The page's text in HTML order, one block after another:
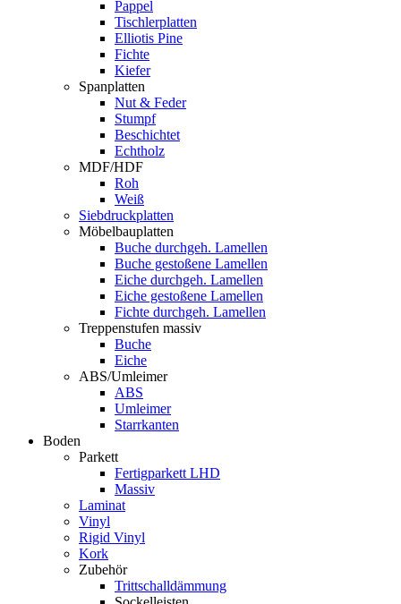
Pappel
Tischlerplatten
Elliotis Pine
Fichte
Kiefer
Spanplatten
Nut & Feder
Stumpf
Beschichtet
Echtholz
MDF/HDF
Roh
Weiß
Siebdruckplatten
Möbelbauplatten
Buche durchgeh. Lamellen
Buche gestoßene Lamellen
Eiche durchgeh. Lamellen
Eiche gestoßene Lamellen
Fichte durchgeh. Lamellen
Treppenstufen massiv
Buche
Eiche
ABS/Umleimer
ABS
Umleimer
Starrkanten
Boden
Parkett
Fertigparkett LHD
Massiv
Laminat
Vinyl
Rigid Vinyl
Kork
Zubehör
Trittschalldämmung